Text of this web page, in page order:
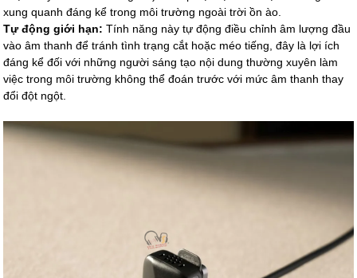
xung quanh đáng kể trong môi trường ngoài trời ồn ào.
Tự động giới hạn:Tính năng này tự động điều chỉnh âm lượng đầu
vào âm thanh để tránh tình trạng cắt hoặc méo tiếng, đây là lợi ích
đáng kể đối với những người sáng tạo nội dung thường xuyên làm
việc trong môi trường không thể đoán trước với mức âm thanh thay
đổi đột ngột.